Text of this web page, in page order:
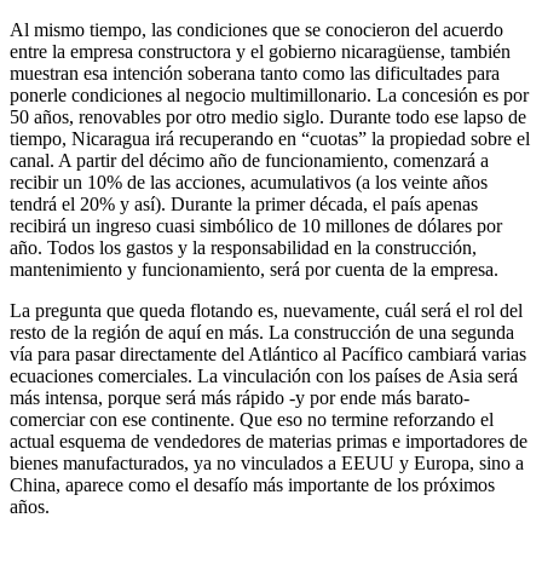
Al mismo tiempo, las condiciones que se conocieron del acuerdo
entre la empresa constructora y el gobierno nicaragüense, también
muestran esa intención soberana tanto como las dificultades para
ponerle condiciones al negocio multimillonario. La concesión es por
50 años, renovables por otro medio siglo. Durante todo ese lapso de
tiempo, Nicaragua irá recuperando en “cuotas” la propiedad sobre el
canal. A partir del décimo año de funcionamiento, comenzará a
recibir un 10% de las acciones, acumulativos (a los veinte años
tendrá el 20% y así). Durante la primer década, el país apenas
recibirá un ingreso cuasi simbólico de 10 millones de dólares por
año. Todos los gastos y la responsabilidad en la construcción,
mantenimiento y funcionamiento, será por cuenta de la empresa.
La pregunta que queda flotando es, nuevamente, cuál será el rol del
resto de la región de aquí en más. La construcción de una segunda
vía para pasar directamente del Atlántico al Pacífico cambiará varias
ecuaciones comerciales. La vinculación con los países de Asia será
más intensa, porque será más rápido -y por ende más barato-
comerciar con ese continente. Que eso no termine reforzando el
actual esquema de vendedores de materias primas e importadores de
bienes manufacturados, ya no vinculados a EEUU y Europa, sino a
China, aparece como el desafío más importante de los próximos
años.